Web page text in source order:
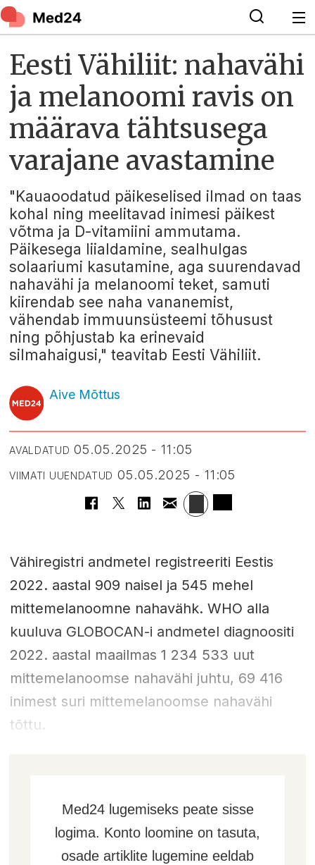
Eesti Vähiliit: nahavähi
ja melanoomi ravis on
määrava tähtsusega
varajane avastamine
"Kauaoodatud päikeselised ilmad on taas
kohal ning meelitavad inimesi päikest
võtma ja D-vitamiini ammutama.
Päikesega liialdamine, sealhulgas
solaariumi kasutamine, aga suurendavad
nahavähi ja melanoomi teket, samuti
kiirendab see naha vananemist,
vähendab immuunsüsteemi tõhusust
ning põhjustab ka erinevaid
silmahaigusi," teavitab Eesti Vähiliit.
Aive Mõttus
AVALDATUD 05.05.2025 - 11:05
VIIMATI UUENDATUD 05.05.2025 - 11:05
Vähiregistri andmetel registreeriti Eestis
2022. aastal 909 naisel ja 545 mehel
mittemelanoomne nahavähk. WHO alla
kuuluva GLOBOCAN-i andmetel diagnoositi
2022. aastal maailmas 1 234 533 uut
mittemelanoomse nahavähi juhtu, 69 416
inimest suri mittemelanoomse nahavähi
tõttu.
Med24 lugemiseks peate sisse
logima. Konto loomine on tasuta,
osade artiklite lugemine eeldab